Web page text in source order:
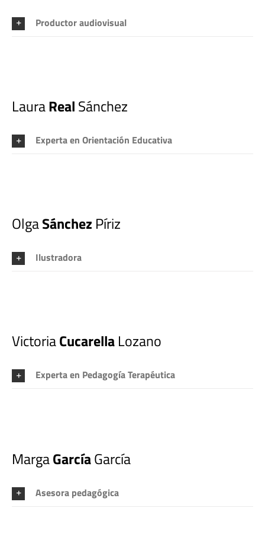
Productor audiovisual
LauraRealSánchez
Experta en Orientación Educativa
OlgaSánchez Píriz
Ilustradora
VictoriaCucarellaLozano
Experta en Pedagogía Terapéutica
MargaGarcíaGarcía
Asesora pedagógica